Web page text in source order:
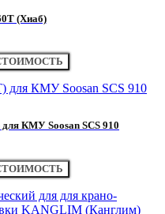
(Хиаб)
КМУ Soosan SCS 910